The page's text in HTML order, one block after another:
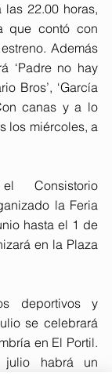
22.00 horas,
que contó con
Además
‘Padre no hay
Bros’, ‘García
canas y a lo
los miércoles, a
Consistorio
la Feria
hasta el 1 de
en la Plaza
deportivos y
se celebrará
en El Portil.
habrá un